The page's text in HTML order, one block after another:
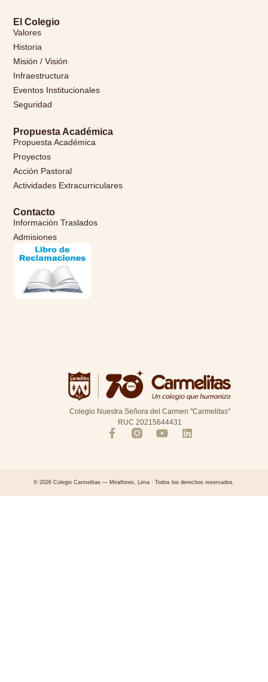
Colegio Nuestra Señora del Carmen "Carmelitas"
RUC 20215644431
El Colegio
Valores
Historia
Misión / Visión
Infraestructura
Eventos Institucionales
Seguridad
Propuesta Académica
Propuesta Académica
Proyectos
Acción Pastoral
Actividades Extracurriculares
Contacto
Información Traslados
Admisiones
© 2026 Colegio Carmelitas — Miraflores, Lima · Todos los derechos reservados.